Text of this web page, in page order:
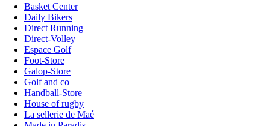
Basket Center
Daily Bikers
Direct Running
Direct-Volley
Espace Golf
Foot-Store
Galop-Store
Golf and co
Handball-Store
House of rugby
La sellerie de Maé